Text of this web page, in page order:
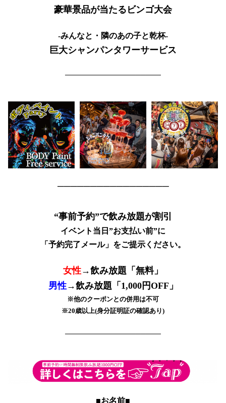
豪華景品が当たるビンゴ大会
-みんなと・隣のあの子と乾杯-
巨大シャンパンタワーサービス
───────────────────
─────────────────
“事前予約”で飲み放題が割引
イベント当日”お支払い前”に
「予約完了メール」をご提示ください。
女性→飲み放題「無料」
男性→飲み放題「1,000円OFF」
※他のクーポンとの併用は不可
※20歳以上(身分証明証の確認あり)
───────────────────
■お名前■